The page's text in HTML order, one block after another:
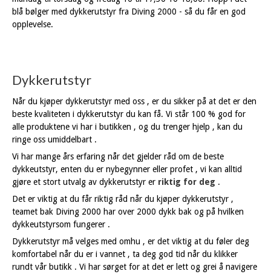
blå bølger med dykkerutstyr fra Diving 2000 - så du får en god
opplevelse.
Dykkerutstyr
Når du kjøper dykkerutstyr med oss , er du sikker på at det er den
beste kvaliteten i dykkerutstyr du kan få. Vi står 100 % god for
alle produktene vi har i butikken , og du trenger hjelp , kan du
ringe oss umiddelbart .
Vi har mange års erfaring når det gjelder råd om de beste
dykkeutstyr, enten du er nybegynner eller profet , vi kan alltid
gjøre et stort utvalg av dykkerutstyr er riktig for deg .
Det er viktig at du får riktig råd når du kjøper dykkerutstyr ,
teamet bak Diving 2000 har over 2000 dykk bak og på hvilken
dykkeutstyrsom fungerer .
Dykkerutstyr må velges med omhu , er det viktig at du føler deg
komfortabel når du er i vannet , ta deg god tid når du klikker
rundt vår butikk . Vi har sørget for at det er lett og grei å navigere